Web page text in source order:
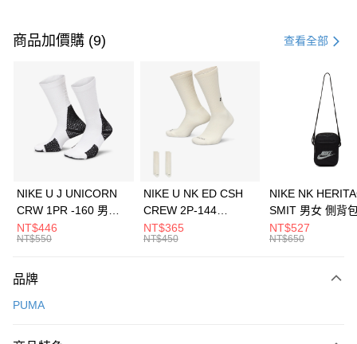
信用卡一次付款
3 期 0 利率 每期 21家銀行
合作金庫商業銀行
第一商業銀行
華南商業銀行
彰化商業銀行
上海商業儲蓄銀行
元大商業銀行
台灣樂天信用卡公司
Apple Pay
全盈+PAY
AFTEE先享後付
【關於「AFTEE先享後付」】
便利好安心！
運送方式
商品加價購 (9) 查看全部
NIKE U J UNICORN
CRW 1PR -160 男女
中統襪 FZ3393100
NT$446
NT$550
NIKE U NK ED CSH
CREW 2P-144
EMBRDY 男女 短統襪
FZ3073133
NT$365
NT$450
NIKE NK
SMIT 男女 側背
BA5871010
NT$527
NT$650
品牌
PUMA